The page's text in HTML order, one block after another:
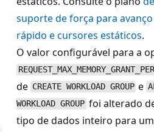
suporte de força para avanço
rápido e cursores estáticos.
O valor configurável para a
de CREATE WORKLOAD GROUP e
WORKLOAD GROUP foi alterado
tipo de dados inteiro para